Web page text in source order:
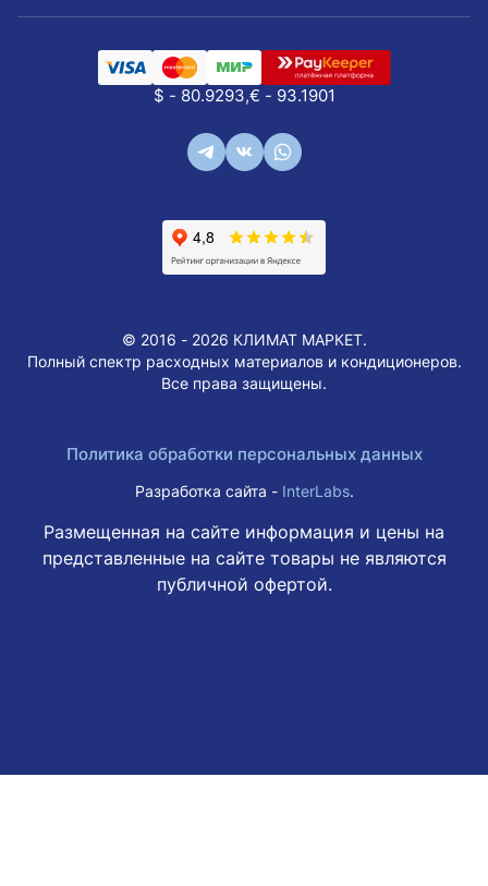
$ - 80.9293,€ - 93.1901
© 2016 - 2026 КЛИМАТ МАРКЕТ.
Полный спектр расходных материалов и кондиционеров.
Все права защищены.
Политика обработки персональных данных
Разработка сайта - InterLabs.
Размещенная на сайте информация и цены на
представленные на сайте товары не являются
публичной офертой.